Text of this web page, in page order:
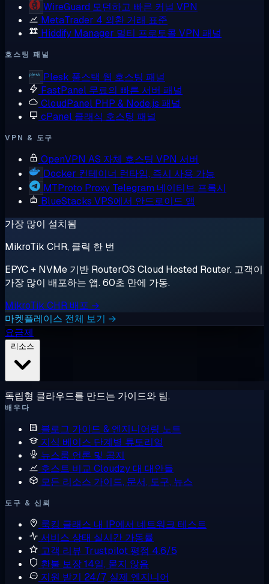
WireGuard 모던하고 빠른 커널 VPN
MetaTrader 4 외환 거래 표준
Hiddify Manager 멀티 프로토콜 VPN 패널
호스팅 패널
Plesk 풀스택 웹 호스팅 패널
FastPanel 무료의 빠른 서버 패널
CloudPanel PHP & Node.js 패널
cPanel 클래식 호스팅 패널
VPN & 도구
OpenVPN AS 자체 호스팅 VPN 서버
Docker 컨테이너 런타임, 즉시 사용 가능
MTProto Proxy Telegram 네이티브 프록시
BlueStacks VPS에서 안드로이드 앱
가장 많이 설치됨
MikroTik CHR, 클릭 한 번
EPYC + NVMe 기반 RouterOS Cloud Hosted Router. 고객이
가장 많이 배포하는 앱. 60초 만에 가동.
MikroTik CHR 배포 →
마켓플레이스 전체 보기 →
요금제
독립형 클라우드를 만드는 가이드와 팀.
배우다
블로그 가이드 & 엔지니어링 노트
지식 베이스 단계별 튜토리얼
뉴스룸 언론 및 공지
호스트 비교 Cloudzy 대 대안들
모든 리소스 가이드, 문서, 도구, 뉴스
도구 & 신뢰
룩킹 글래스 내 IP에서 네트워크 테스트
서비스 상태 실시간 가동률
고객 리뷰 Trustpilot 평점 4.6/5
환불 보장14일, 묻지 않음
지원 받기 24/7, 실제 엔지니어